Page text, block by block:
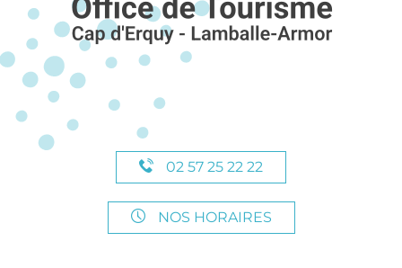
02 57 25 22 22
NOS HORAIRES